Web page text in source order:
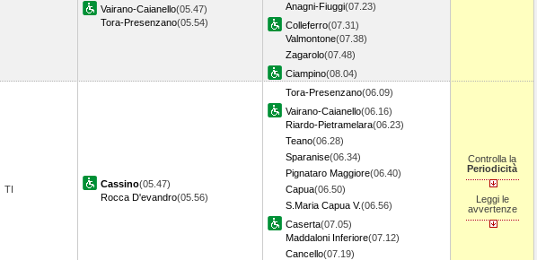
Vairano-Caianello(05.47)
Tora-Presenzano(05.54)
Anagni-Fiuggi(07.23)
Colleferro(07.31)
Valmontone(07.38)
Zagarolo(07.48)
Ciampino(08.04)
TI Cassino(05.47)
Rocca D'evandro(05.56)
Tora-Presenzano(06.09)
Vairano-Caianello(06.16)
Riardo-Pietramelara(06.23)
Teano(06.28)
Sparanise(06.34)
Pignataro Maggiore(06.40)
Capua(06.50)
S.Maria Capua V.(06.56)
Caserta(07.05)
Maddaloni Inferiore(07.12)
Cancello(07.19)
Controlla la
Periodicità
Leggi le
avvertenze